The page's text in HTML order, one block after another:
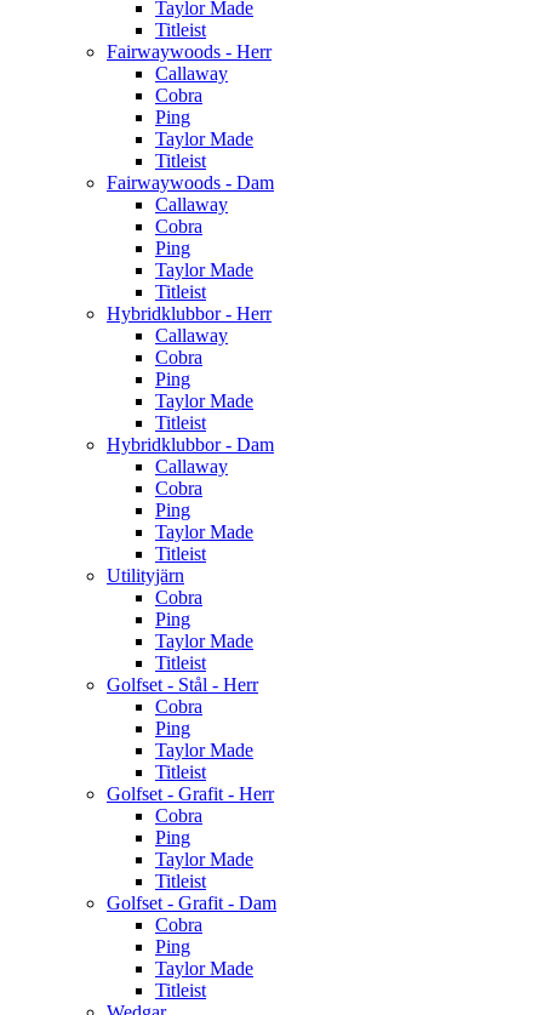
Taylor Made
Titleist
Fairwaywoods - Herr
Callaway
Cobra
Ping
Taylor Made
Titleist
Fairwaywoods - Dam
Callaway
Cobra
Ping
Taylor Made
Titleist
Hybridklubbor - Herr
Callaway
Cobra
Ping
Taylor Made
Titleist
Hybridklubbor - Dam
Callaway
Cobra
Ping
Taylor Made
Titleist
Utilityjärn
Cobra
Ping
Taylor Made
Titleist
Golfset - Stål - Herr
Cobra
Ping
Taylor Made
Titleist
Golfset - Grafit - Herr
Cobra
Ping
Taylor Made
Titleist
Golfset - Grafit - Dam
Cobra
Ping
Taylor Made
Titleist